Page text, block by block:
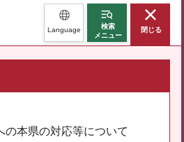
Language
検索
メニュー
閉じる
の本県の対応等について